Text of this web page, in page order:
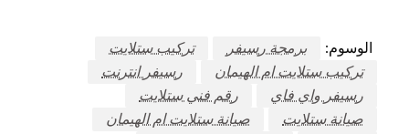
الوسوم: برمجة رسيفر
تركيب ستلايت
تركيب ستلايت ام الهيمان
رسيفر انترنت
رسيفر واي فاي
رقم فني ستلايت
صيانة ستلايت
صيانة ستلايت ام الهيمان